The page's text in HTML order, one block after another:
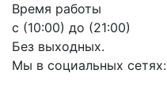
Время работы
с (10:00) до (21:00)
Без выходных.
Мы в социальных сетях: